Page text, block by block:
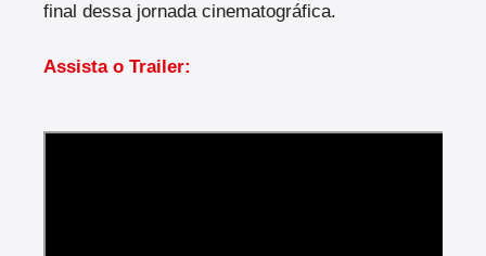
final dessa jornada cinematográfica.
Assista o Trailer: